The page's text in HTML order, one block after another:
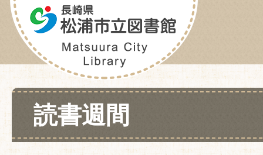
読書週間